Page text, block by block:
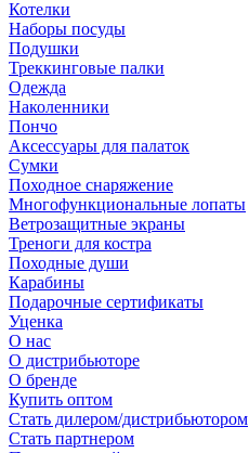
Котелки
Наборы посуды
Подушки
Треккинговые палки
Одежда
Наколенники
Пончо
Аксессуары для палаток
Сумки
Походное снаряжение
Многофункциональные лопаты
Ветрозащитные экраны
Треноги для костра
Походные души
Карабины
Подарочные сертификаты
Уценка
О нас
О дистрибьюторе
О бренде
Купить оптом
Стать дилером/дистрибьютором
Стать партнером